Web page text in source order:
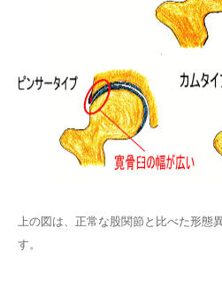
上の図は、正常な股関節と比べた形態
す。